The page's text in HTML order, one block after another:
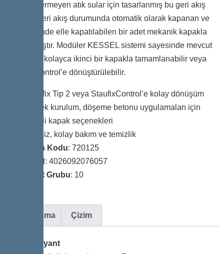
Pis su içermeyen atık sular için tasarlanmış bu geri akış
vanası, geri akış durumunda otomatik olarak kapanan ve
gerektiğinde elle kapatılabilen bir adet mekanik kapakla
donatılmıştır. Modüler KESSEL sistemi sayesinde mevcut
sistemler kolayca ikinci bir kapakla tamamlanabilir veya
StaufixControl’e dönüştürülebilir.
Staufix Tip 2 veya StaufixControl’e kolay dönüşüm
Esnek kurulum, döşeme betonu uygulamaları için
çeşitli kapak seçenekleri
Aletsiz, kolay bakım ve temizlik
Ürün Kodu: 720125
: 4026092076057
Fiyat Grubu: 10
Açıklama Çizim
Varyant